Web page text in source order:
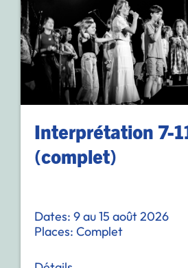
Interprétation 7-
(complet)
Dates: 9 au 15 août 2026
Places: Complet